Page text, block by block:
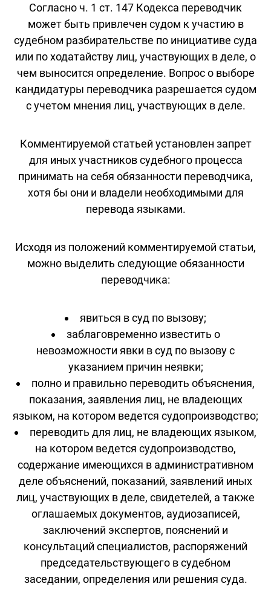
Согласно ч. 1 ст. 147 Кодекса переводчик
может быть привлечен судом к участию в
судебном разбирательстве по инициативе суда
или по ходатайству лиц, участвующих в деле, о
чем выносится определение. Вопрос о выборе
кандидатуры переводчика разрешается судом
с учетом мнения лиц, участвующих в деле.
Комментируемой статьей установлен запрет
для иных участников судебного процесса
принимать на себя обязанности переводчика,
хотя бы они и владели необходимыми для
перевода языками.
Исходя из положений комментируемой статьи,
можно выделить следующие обязанности
переводчика:
явиться в суд по вызову;
заблаговременно известить о
невозможности явки в суд по вызову с
указанием причин неявки;
полно и правильно переводить объяснения,
показания, заявления лиц, не владеющих
языком, на котором ведется судопроизводство;
переводить для лиц, не владеющих языком,
на котором ведется судопроизводство,
содержание имеющихся в административном
деле объяснений, показаний, заявлений иных
лиц, участвующих в деле, свидетелей, а также
оглашаемых документов, аудиозаписей,
заключений экспертов, пояснений и
консультаций специалистов, распоряжений
председательствующего в судебном
заседании, определения или решения суда.